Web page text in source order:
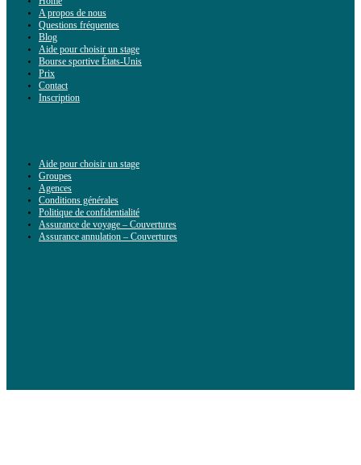
A propos de nous
Questions fréquentes
Blog
Aide pour choisir un stage
Bourse sportive États-Unis
Prix
Contact
Inscription
Aide pour choisir un stage
Groupes
Agences
Conditions générales
Politique de confidentialité
Assurance de voyage – Couvertures
Assurance annulation – Couvertures